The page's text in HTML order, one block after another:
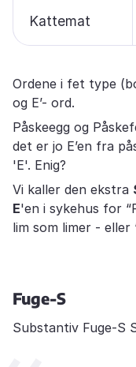
Kattemat
Ordene i fet type
og E’- ord.
Påskeegg og
det er jo E’en fra
'E'. Enig?
Vi kaller den ekstra
E'en i sykehus for
lim som limer -
Fuge-S
Substantiv Fuge-S